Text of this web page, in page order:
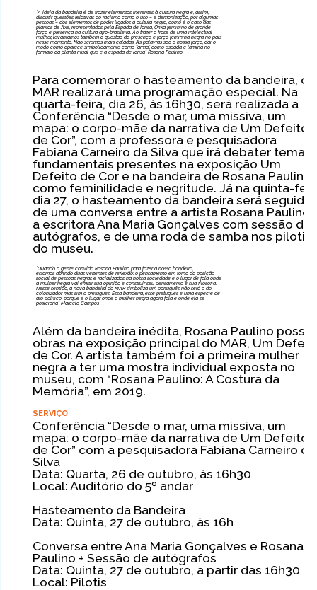
“A ideia da bandeira é de trazer elementos inerentes à cultura negra e, assim,
discutir questões relativas ao racismo como o uso – e demonização, por algumas
pessoas – dos elementos de poder ligados à cultura negra, como é o caso das
plantas de Axé, representadas pela Espada de Iansã, Orixá feminino de grande
força e presença na cultura afro-brasileira. Ao trazer a frase de uma intelectual
mulher, levantamos também a questão da presença e força feminina negra no país
nesse momento. Não seremos mais caladas. As palavras são a nossa força, daí o
modo como aparece simbolicamente como “arma”, como espada e lâmina no
formato da planta ritual que é a espada de Iansã”. Rosana Paulino
Para comemorar o hasteamento da bandeira, o
MAR realizará uma programação especial. Na
quarta-feira, dia 26, às 16h30, será realizada a
Conferência “Desde o mar, uma missiva, um
mapa: o corpo-mãe da narrativa de Um Defeito
de Cor”, com a professora e pesquisadora
Fabiana Carneiro da Silva que irá debater temas
fundamentais presentes na exposição Um
Defeito de Cor e na bandeira de Rosana Paulino,
como feminilidade e negritude. Já na quinta-
dia 27, o hasteamento da bandeira será seguido
de uma conversa entre a artista Rosana Paulino
a escritora Ana Maria Gonçalves com sessão de
autógrafos, e de uma roda de samba nos pilotis
do museu.
“Quando a gente convida Rosana Paulino para fazer a nossa bandeira,
estamos abrindo duas vertentes de reflexão: o pensamento em torno da posição
social de pessoas negras e racializadas na nossa sociedade e o lugar de fala onde
a mulher negra vai emitir sua opinião e construir seu pensamento e sua filosofia.
Nesse sentido, a nova bandeira do MAR simboliza um português não será o do
colonizador, mas sim o pretuguês. Essa bandeira, esse pretuguês é uma espécie de
ato político, porque é o lugar onde a mulher negra agora fala e onde ela se
posiciona”. Marcelo Campos
Além da bandeira inédita, Rosana Paulino possui
obras na exposição principal do MAR, Um
de Cor. A artista também foi a primeira mulher
negra a ter uma mostra individual exposta no
museu, com “Rosana Paulino: A Costura da
Memória”, em 2019.
SERVIÇO
Conferência “Desde o mar, uma missiva, um
mapa: o corpo-mãe da narrativa de Um Defeito
de Cor” com a pesquisadora Fabiana Carneiro da
Silva
Data: Quarta, 26 de outubro, às 16h30
Local: Auditório do 5º andar
Hasteamento da Bandeira
Data: Quinta, 27 de outubro, às 16h
Conversa entre Ana Maria Gonçalves e Rosana
Paulino + Sessão de autógrafos
Data: Quinta, 27 de outubro, a partir das 16h30
Local: Pilotis